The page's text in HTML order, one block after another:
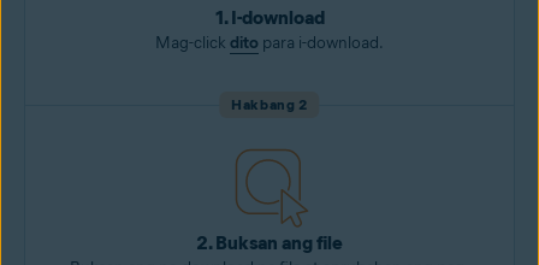
1. I-download
Mag-click dito para i-download.
Hakbang 2
2. Buksan ang file